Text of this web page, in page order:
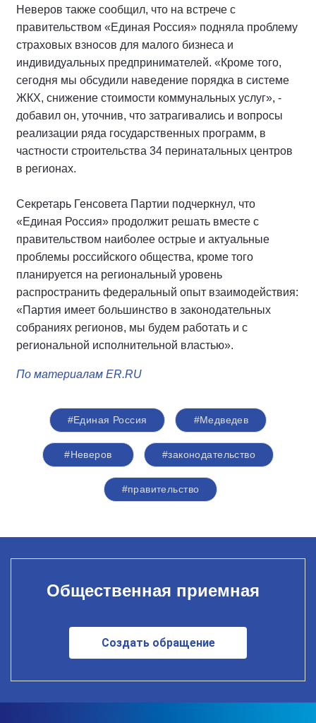
Неверов также сообщил, что на встрече с
правительством «Единая Россия» подняла проблему
страховых взносов для малого бизнеса и
индивидуальных предпринимателей. «Кроме того,
сегодня мы обсудили наведение порядка в системе
ЖКХ, снижение стоимости коммунальных услуг», -
добавил он, уточнив, что затрагивались и вопросы
реализации ряда государственных программ, в
частности строительства 34 перинатальных центров
в регионах.
Секретарь Генсовета Партии подчеркнул, что
«Единая Россия» продолжит решать вместе с
правительством наиболее острые и актуальные
проблемы российского общества, кроме того
планируется на региональный уровень
распространить федеральный опыт взаимодействия:
«Партия имеет большинство в законодательных
собраниях регионов, мы будем работать и с
региональной исполнительной властью».
По материалам ER.RU
#Единая Россия #Медведев
#Неверов #законодательство
#правительство
Общественная приемная
Создать обращение